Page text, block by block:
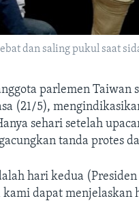
dan saling pukul saat
parlemen Taiwan
(21/5),
sehari setelah
tanda protes
hari kedua
kami dapat